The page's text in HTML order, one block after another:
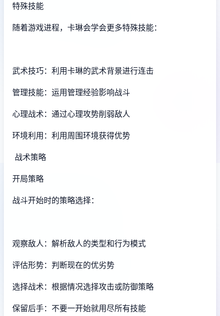
特殊技能
随着游戏进程，卡琳会学会更多特殊技能：
武术技巧：利用卡琳的武术背景进行连击
管理技能：运用管理经验影响战斗
心理战术：通过心理攻势削弱敌人
环境利用：利用周围环境获得优势
战术策略
开局策略
战斗开始时的策略选择：
观察敌人：解析敌人的类型和行为模式
评估形势：判断现在的优劣势
选择战术：根据情况选择攻击或防御策略
保留后手：不要一开始就用尽所有技能